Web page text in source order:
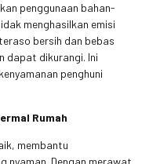
penggunaan bahan-
menghasilkan emisi
bersih dan bebas
dapat dikurangi. Ini
penghuni
Rumah
membantu